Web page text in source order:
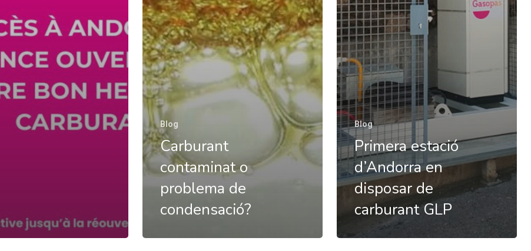
Blog
Carburant
contaminat o
problema de
condensació?
Blog
Primera estació
d’Andorra en
disposar de
carburant GLP